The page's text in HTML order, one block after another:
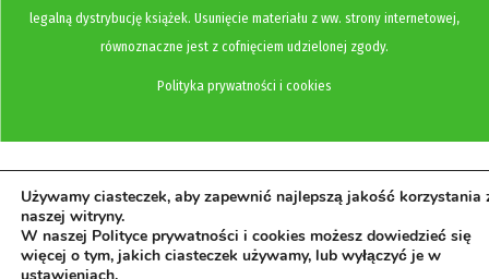
legalną dystrybucję książek. Usunięcie materiału z ww. strony internetowej,
równoznaczne jest z cofnięciem udzielonej zgody.
Polityka prywatności i cookies
Używamy ciasteczek, aby zapewnić najlepszą jakość korzystania
naszej witryny.
W naszej Polityce prywatności i cookies możesz dowiedzieć się
więcej o tym, jakich ciasteczek używamy, lub wyłączyć je w